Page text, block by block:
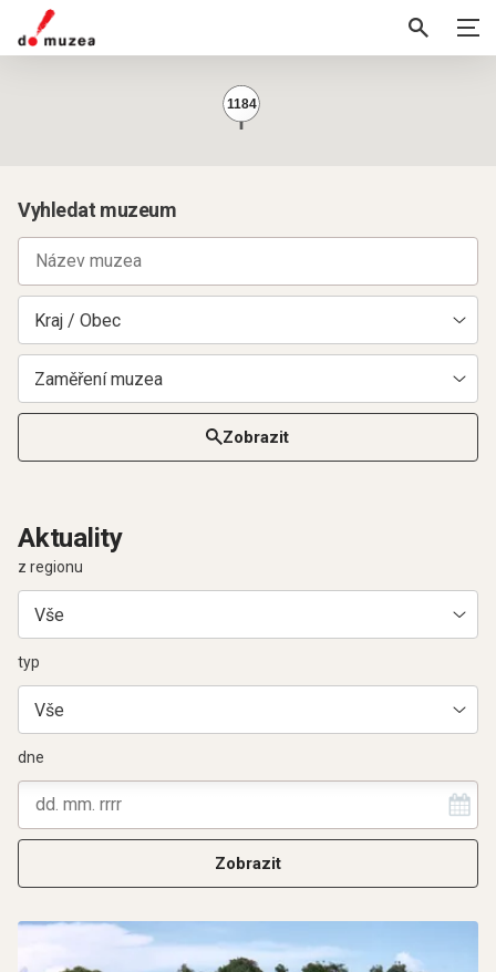
1184
Vyhledat muzeum
Kraj / Obec
Zaměření muzea
Zobrazit
Aktuality
z regionu
Vše
typ
Vše
dne
Zobrazit